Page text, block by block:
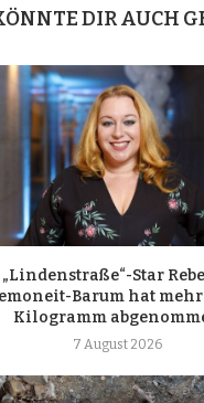
DIR AUCH
„Lindenstraße“-Star
Barum hat mehr
Kilogramm
7 August 2026